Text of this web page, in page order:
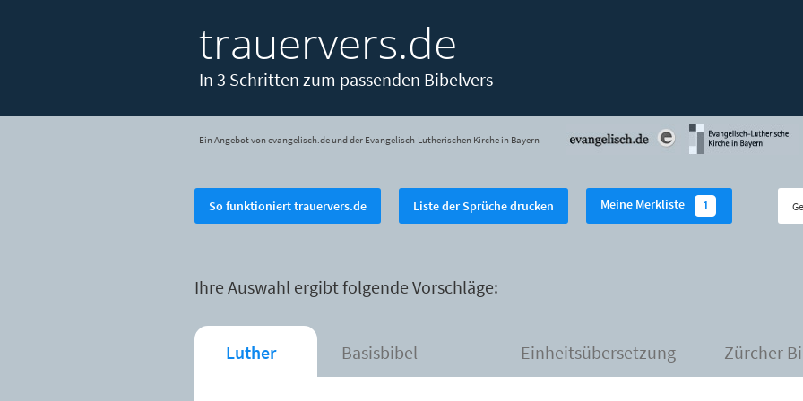
trauervers.de
In 3 Schritten zum passenden Bibelvers
Ein Angebot von evangelisch.de und der Evangelisch-Lutherischen Kirche in Bayern
So funktioniert trauervers.de Liste der Sprüche drucken Meine Merkliste 1
Ihre Auswahl ergibt folgende Vorschläge:
Luther Basisbibel Einheitsübersetzung Zürcher